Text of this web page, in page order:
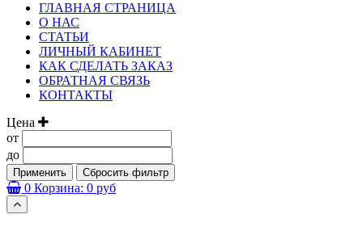
ГЛАВНАЯ СТРАНИЦА
О НАС
СТАТЬИ
ЛИЧНЫЙ КАБИНЕТ
КАК СДЕЛАТЬ ЗАКАЗ
ОБРАТНАЯ СВЯЗЬ
КОНТАКТЫ
Цена
от
до
Применить Сбросить фильтр
0 Корзина: 0 руб